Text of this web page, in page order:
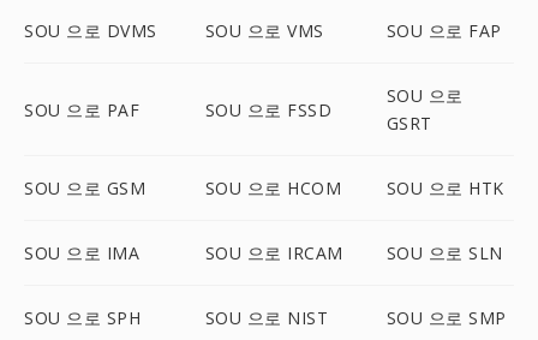
SOU 으로 DVMS SOU 으로 VMS SOU 으로 FAP
SOU 으로 PAF SOU 으로 FSSD
SOU 으로
GSRT
SOU 으로 GSM SOU 으로 HCOM SOU 으로 HTK
SOU 으로 IMA SOU 으로 IRCAM SOU 으로 SLN
SOU 으로 SPH SOU 으로 NIST SOU 으로 SMP